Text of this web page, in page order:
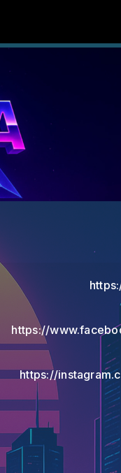
https://
https://